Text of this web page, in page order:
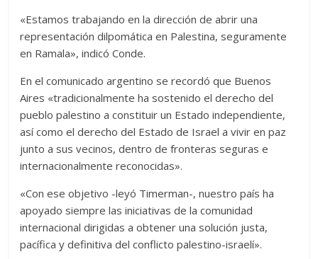
«Estamos trabajando en la dirección de abrir una
representación dilpomática en Palestina, seguramente
en Ramala», indicó Conde.
En el comunicado argentino se recordó que Buenos
Aires «tradicionalmente ha sostenido el derecho del
pueblo palestino a constituir un Estado independiente,
así como el derecho del Estado de Israel a vivir en paz
junto a sus vecinos, dentro de fronteras seguras e
internacionalmente reconocidas».
«Con ese objetivo -leyó Timerman-, nuestro país ha
apoyado siempre las iniciativas de la comunidad
internacional dirigidas a obtener una solución justa,
pacífica y definitiva del conflicto palestino-israelí».